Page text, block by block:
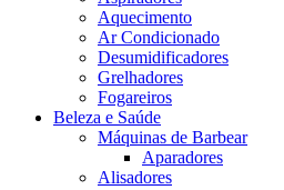
Aquecimento
Ar Condicionado
Desumidificadores
Grelhadores
Fogareiros
Beleza e Saúde
Máquinas de Barbear
Aparadores
Alisadores